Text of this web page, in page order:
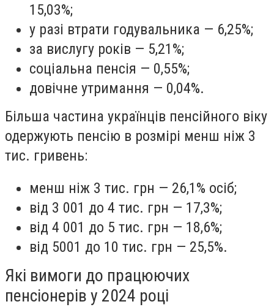
15,03%;
у разі втрати годувальника — 6,25%;
за вислугу років — 5,21%;
соціальна пенсія — 0,55%;
довічне утримання — 0,04%.
Більша частина українців пенсійного віку
одержують пенсію в розмірі менш ніж 3
тис. гривень:
менш ніж 3 тис. грн — 26,1% осіб;
від 3 001 до 4 тис. грн — 17,3%;
від 4 001 до 5 тис. грн — 18,6%;
від 5001 до 10 тис. грн — 25,5%.
Які вимоги до працюючих
пенсіонерів у 2024 році